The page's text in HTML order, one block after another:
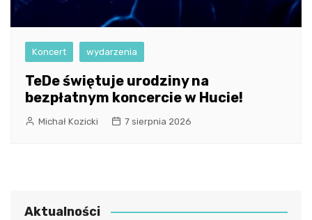
Koncert wydarzenia
TeDe świętuje urodziny na
bezpłatnym koncercie w Hucie!
Michał Kozicki 7 sierpnia 2026
Aktualności